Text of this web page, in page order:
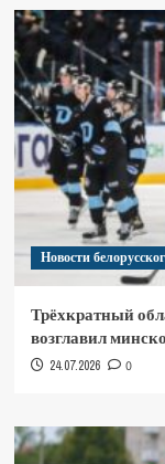
Новости
Трёхкратный
возглавил
24.07.2026 0